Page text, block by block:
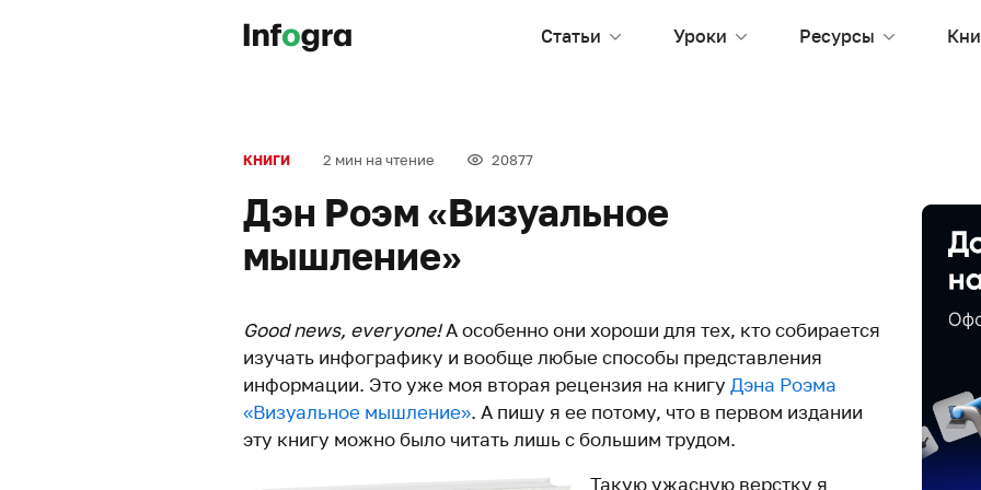
Статьи Уроки Ресурсы
КНИГИ 2 мин на чтение 20877
Дэн Роэм «Визуальное
мышление»
Good news, everyone!А особенно они хороши для тех, кто собирается
изучать инфографику и вообще любые способы представления
информации. Это уже моя вторая рецензия на книгу Дэна Роэма
«Визуальное мышление». А пишу я ее потому, что в первом издании
эту книгу можно было читать лишь с большим трудом.
Такую ужасную верстку я